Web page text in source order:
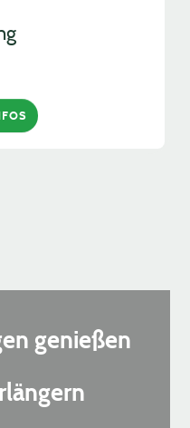
genießen